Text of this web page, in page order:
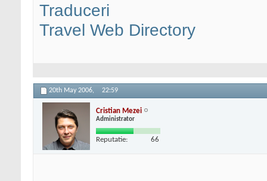
Traduceri
Travel Web Directory
20th May 2006, 22:59
Cristian Mezei
Administrator
Reputatie: 66